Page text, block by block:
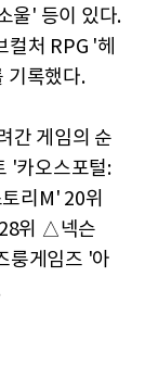
울' 등이 있다.
컬처 RPG '헤
기록했다.
간 게임의 순
'카오스포털:
리M' 20위
위 △넥슨
룽게임즈 '아